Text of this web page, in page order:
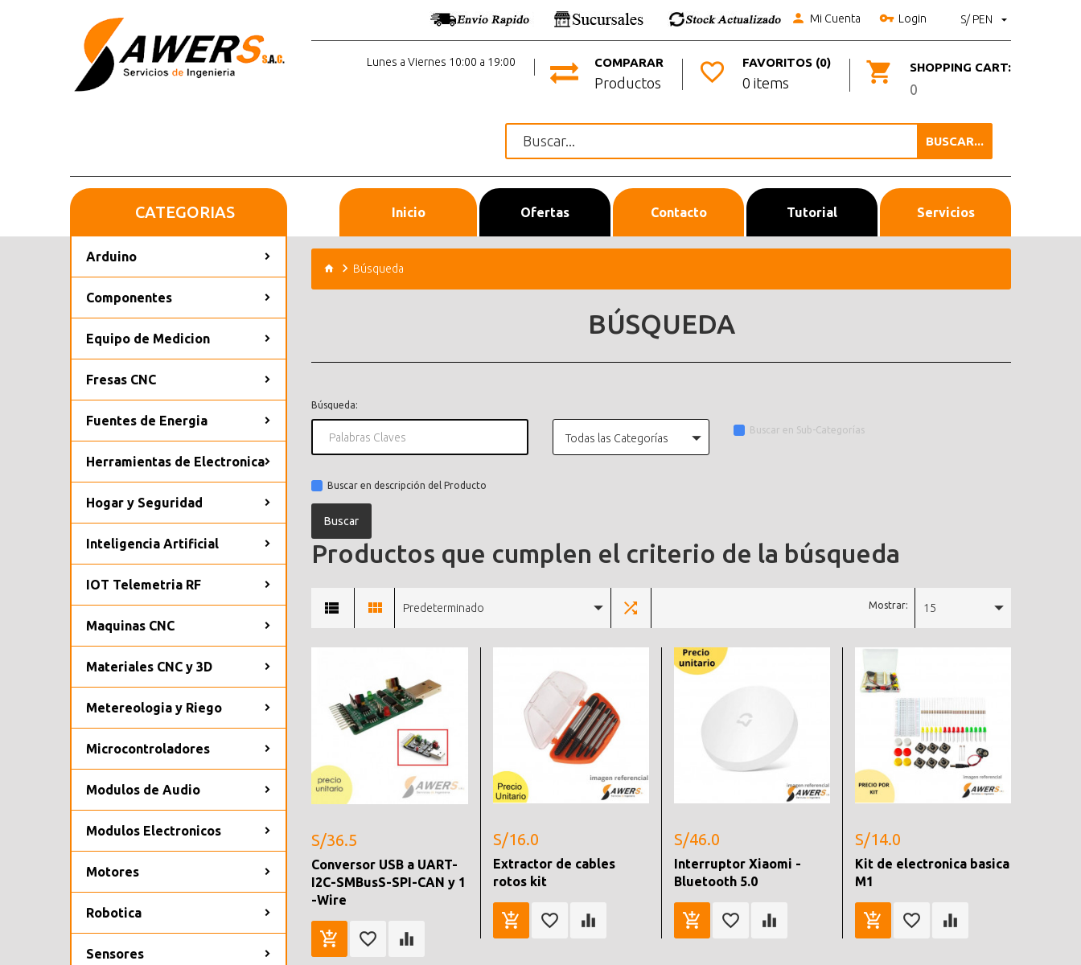
S/ PEN
Mi Cuenta Login
SHOPPING CART:
0
FAVORITOS (0)
0 items
COMPARAR
Productos
Lunes a Viernes 10:00 a 19:00
BUSCAR...
Inicio Ofertas Contacto Tutorial Servicios
CATEGORIAS
Arduino
Componentes
Equipo de Medicion
Fresas CNC
Fuentes de Energia
Herramientas de Electronica
Hogar y Seguridad
Inteligencia Artificial
IOT Telemetria RF
Maquinas CNC
Materiales CNC y 3D
Metereologia y Riego
Microcontroladores
Modulos de Audio
Modulos Electronicos
Motores
Robotica
Sensores
Búsqueda
BÚSQUEDA
Búsqueda:
Todas las Categorías
Buscar en Sub-Categorías
Buscar en descripción del Producto
Productos que cumplen el criterio de la búsqueda
Predeterminado Mostrar: 15
S/36.5
Conversor USB a UART-
I2C-SMBusS-SPI-CAN y 1
-Wire
S/16.0
Extractor de cables
rotos kit
S/46.0
Interruptor Xiaomi -
Bluetooth 5.0
S/14.0
Kit de electronica basica
M1